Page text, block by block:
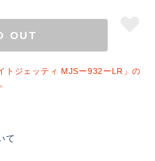
OUT
トジェッティ MJSー932ーLR」の
て